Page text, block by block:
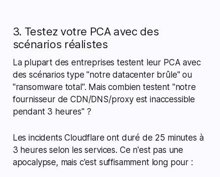
3. Testez votre PCA avec des
scénarios réalistes
La plupart des entreprises testent leur PCA avec
des scénarios type "notre datacenter brûle" ou
"ransomware total". Mais combien testent "notre
fournisseur de CDN/DNS/proxy est inaccessible
pendant 3 heures" ?
Les incidents Cloudflare ont duré de 25 minutes à
3 heures selon les services. Ce n'est pas une
apocalypse, mais c'est suffisamment long pour :